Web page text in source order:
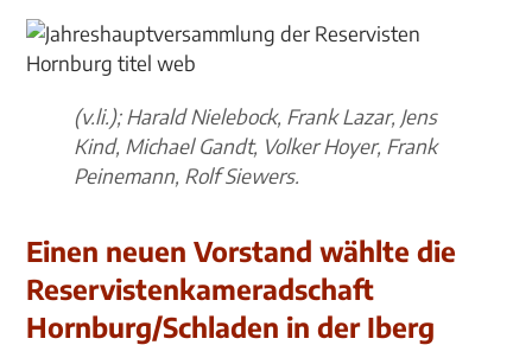
(v.li.); Harald Nielebock, Frank Lazar, Jens
Kind, Michael Gandt, Volker Hoyer, Frank
Peinemann, Rolf Siewers.
Einen neuen Vorstand wählte die
Reservistenkameradschaft
Hornburg/Schladen in der Iberg